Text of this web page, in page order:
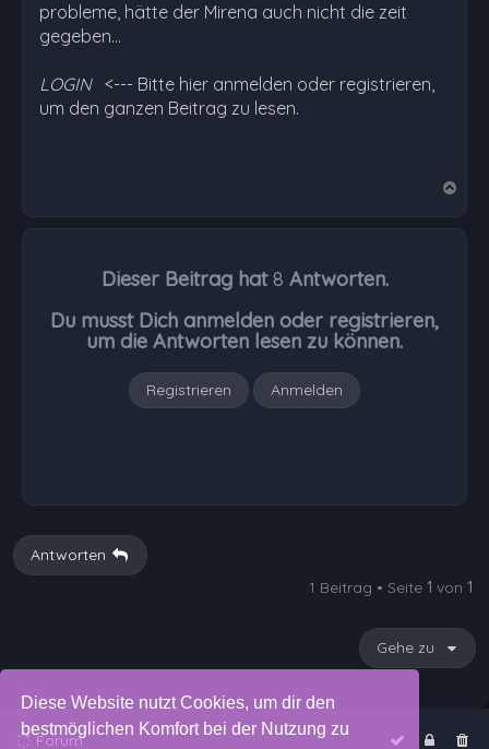
Diese Website nutzt Cookies, um dir den
bestmöglichen Komfort bei der Nutzung zu
probleme, hätte der Mirena auch nicht die zeit
gegeben…
LOGIN <--- Bitte hier anmelden oder registrieren,
um den ganzen Beitrag zu lesen.
Dieser Beitrag hat8 Antworten.
Du musst Dich anmelden oder registrieren,
um die Antworten lesen zu können.
Registrieren Anmelden
Antworten
1 Beitrag • Seite 1 von 1
Gehe zu
Forum